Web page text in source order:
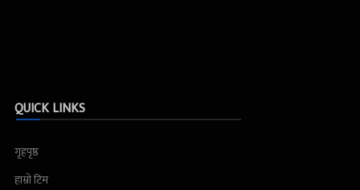
QUICK LINKS
गृहपृष्ठ
हाम्रो टिम